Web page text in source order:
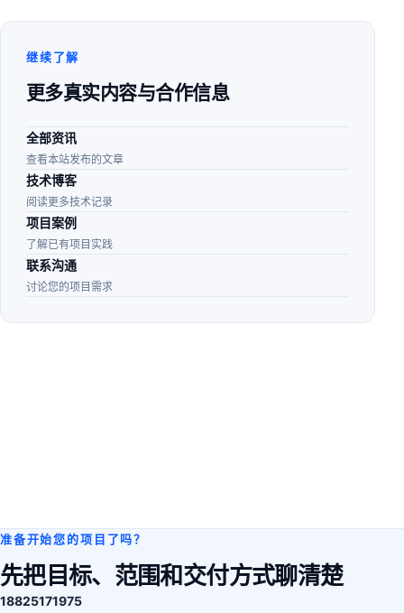
继续了解
更多真实内容与合作信息
全部资讯
查看本站发布的文章
技术博客
阅读更多技术记录
项目案例
了解已有项目实践
联系沟通
讨论您的项目需求
准备开始您的项目了吗？
先把目标、范围和交付方式聊清楚
18825171975